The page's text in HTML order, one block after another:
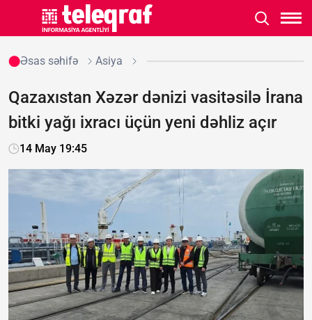
Əsas səhifə Asiya
Qazaxıstan Xəzər dənizi vasitəsilə İrana
bitki yağı ixracı üçün yeni dəhliz açır
14 May 19:45